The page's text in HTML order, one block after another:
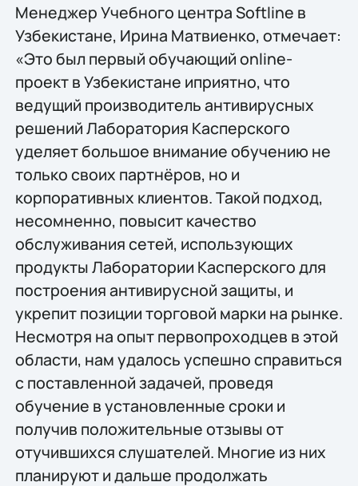
Менеджер Учебного центра Softline в
Узбекистане, Ирина Матвиенко, отмечает:
«Это был первый обучающий online-
проект в Узбекистане иприятно, что
ведущий производитель антивирусных
решений Лаборатория Касперского
уделяет большое внимание обучению не
только своих партнёров, но и
корпоративных клиентов. Такой подход,
несомненно, повысит качество
обслуживания сетей, использующих
продукты Лаборатории Касперского для
построения антивирусной защиты, и
укрепит позиции торговой марки на рынке.
Несмотря на опыт первопроходцев в этой
области, нам удалось успешно справиться
с поставленной задачей, проведя
обучение в установленные сроки и
получив положительные отзывы от
отучившихся слушателей. Многие из них
планируют и дальше продолжать